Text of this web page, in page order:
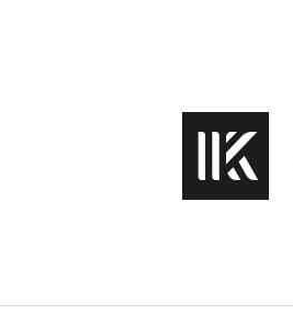
Čo